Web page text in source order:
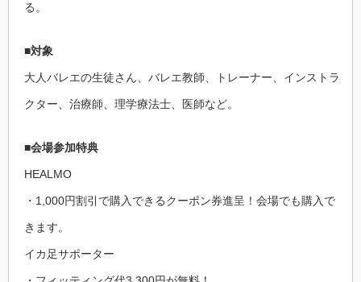
る。
■対象
大人バレエの生徒さん、バレエ教師、トレーナー、インストラ
クター、治療師、理学療法士、医師など。
■会場参加特典
HEALMO
・1,000円割引で購入できるクーポン券進呈！会場でも購入で
きます。
イカ足サポーター